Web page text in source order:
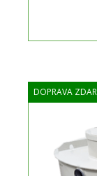
DOPRAVA